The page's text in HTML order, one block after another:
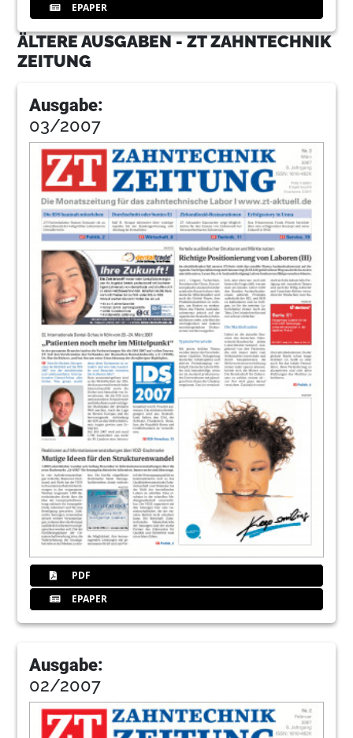
EPAPER
ÄLTERE AUSGABEN - ZT ZAHNTECHNIK
ZEITUNG
Ausgabe:
03/2007
PDF
EPAPER
Ausgabe:
02/2007